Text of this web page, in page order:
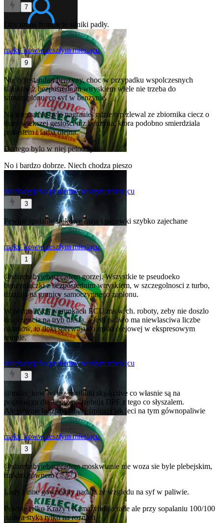
7
Oby im na froncie te silniki padły.
maks_koww zeszłym miesiącu
9
Nie tyle standart benzyny, choc w przypadku wspolczesnych
silnikow z bezposrednim wtryskiem wiele nie trzeba do
samozaplonu, co syf w benzynie.
Na telegramie bylo nagranie, gdzie typ zlewal ze zbiornika ciecz o
duzo wiekszej gestosci niz benzyna, ktora podobno smierdziala
pokostem i farba olejna.
Do tego bylo w niej pelno syfu.
No i bardzo dobrze. Niech chodza pieszo
starebabyjebacprademw zeszłym miesiącu
3
Pewnie spalanie stukowe mają i panewki szybko zajechane
maks_koww zeszłym miesiącu
1
@starebabyjebacprademgorzej. Wszystkie te pseudoeko
benzyniaczki z bezposrednim wtryskiem, w szczegolnosci z turbo,
dzialaja na granicy samoczynnego zaplonu.
W normalnych warunkach ECU ma w ch. roboty, zeby nie doszlo
do przejscia na tryb diesla, a jesli paliwo ma niewlasciwa liczbe
oktanow, to tloki splywaja do miski olejowej w ekspresowym
tempie.
starebabyjebacprademw zeszłym miesiącu
3
@maks_kowno juz te silniki skyActive co własnie są na
pograniczu diesla już potrzebują DPF z tego co słyszalem.
Ale pewnie ładzianki dalej śmigają jak leci na tym gównopaliwie
maks_koww zeszłym miesiącu
3
@starebabyjebacprademmoskwianie nie woza sie byle plebejskim,
ruskim gownem ( ͡° ͜ʖ ͡°)
Lady i inne gownoloty padaja ze wzgledu na syf w paliwie.
Pewnie tylko Krazy i Kamazybdaja rade ale przy sopalaniu 100/100
paliwa styka tylko na rozruch